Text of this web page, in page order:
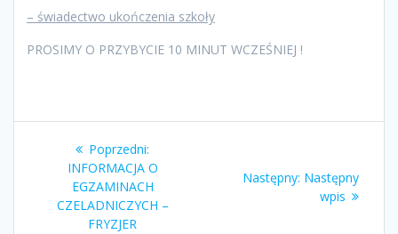
– świadectwo ukończenia szkoły
PROSIMY O PRZYBYCIE 10 MINUT WCZEŚNIEJ !
Nawigacja
wpisu
Poprzedni:
wpis:
INFORMACJA O
EGZAMINACH
CZELADNICZYCH –
FRYZJER
Następny: Następny
wpis:
Następny
wpis